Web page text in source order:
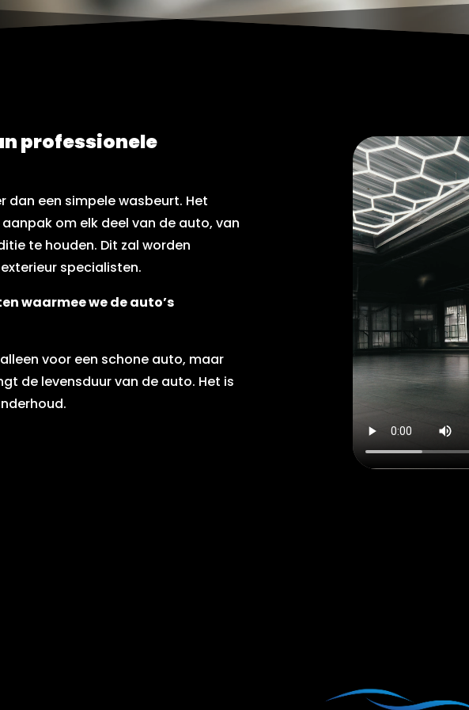
professionele
een simpele wasbeurt. Het
om elk deel van de auto, van
te houden. Dit zal worden
specialisten.
waarmee we de auto’s
voor een schone auto, maar
de levensduur van de auto. Het is